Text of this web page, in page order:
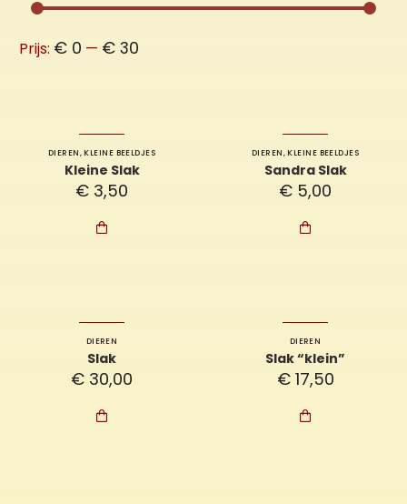
Min.
Max.
Prijs: € 0 — € 30
DIEREN,KLEINE BEELDJES
Kleine Slak
€ 3,50

DIEREN,KLEINE BEELDJES
Sandra Slak
€ 5,00

DIEREN
Slak
€ 30,00

DIEREN
Slak “klein”
€17,50
